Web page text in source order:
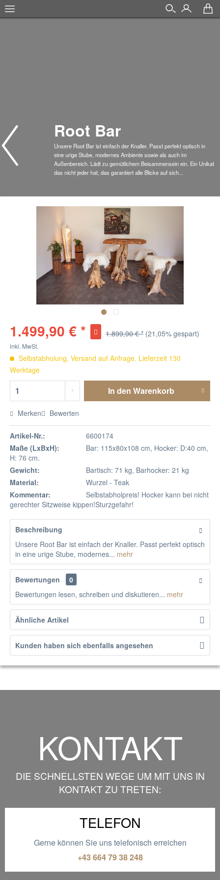
Root Bar
Unsere Root Bar ist einfach der Knaller. Passt perfekt optisch in
eine urige Stube, modernes Ambiente sowie als auch im
Außenbereich. Lädt zu gemütlichem Beisammensein ein. Ein Unikat
das nicht jeder hat, das garantiert alle Blicke auf sich...
1.499,90 € * 1.899,90 € * (21,05% gespart)
inkl. MwSt.
Selbstabholung, Versand auf Anfrage. Lieferzeit 130
Werktage
In den Warenkorb
Merken Bewerten
Artikel-Nr.:
6600174
Maße (LxBxH):
Bar: 115x80x108 cm, Hocker: D:40 cm,
H: 76 cm.
Gewicht:
Bartisch: 71 kg, Barhocker: 21 kg
Material:
Wurzel - Teak
Kommentar:
Selbstabholpreis! Hocker kann bei nicht
gerechter Sitzweise kippen!Sturzgefahr!
Beschreibung
Unsere Root Bar ist einfach der Knaller. Passt perfekt optisch
in eine urige Stube, modernes... mehr
Bewertungen
0
Bewertungen lesen, schreiben und diskutieren... mehr
Ähnliche Artikel
Kunden haben sich ebenfalls angesehen
KONTAKT
DIE SCHNELLSTEN WEGE UM MIT UNS IN
KONTAKT ZU TRETEN:
TELEFON
Gerne können Sie uns telefonisch erreichen
+43 664 79 38 248